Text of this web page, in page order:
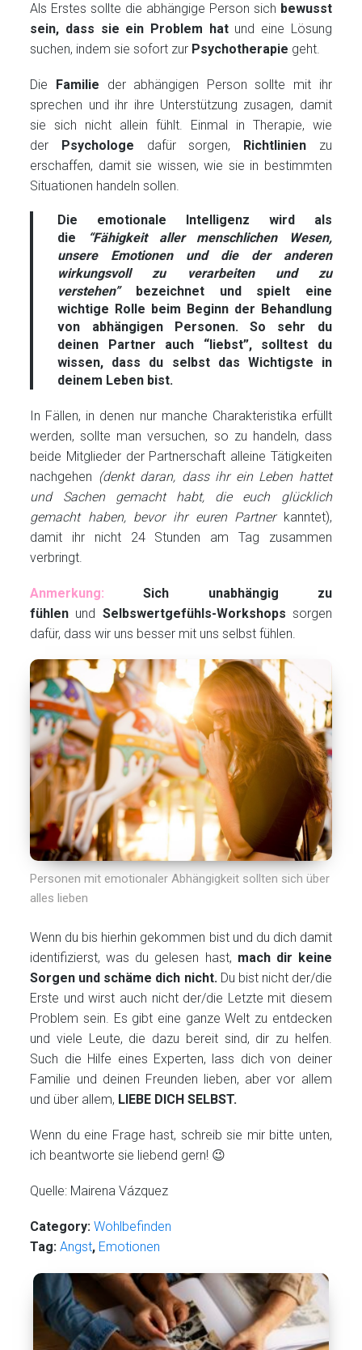
Als Erstes sollte die abhängige Person sich bewusst
sein, dass sie ein Problem hat und eine Lösung
suchen, indem sie sofort zur Psychotherapie geht.
Die Familie der abhängigen Person sollte mit ihr
sprechen und ihr ihre Unterstützung zusagen, damit
sie sich nicht allein fühlt. Einmal in Therapie, wie
der
Psychologe dafür sorgen, Richtlinien zu
erschaffen, damit sie wissen, wie sie in bestimmten
Situationen handeln sollen.
Die emotionale Intelligenz wird als
die
“Fähigkeit aller menschlichen Wesen,
unsere Emotionen und die der anderen
wirkungsvoll zu verarbeiten und zu
verstehen”
bezeichnet und spielt eine
wichtige Rolle beim Beginn der Behandlung
von abhängigen Personen. So sehr du
deinen Partner auch “liebst”, solltest du
wissen, dass du selbst das Wichtigste in
deinem Leben bist.
In Fällen, in denen nur manche Charakteristika erfüllt
werden, sollte man versuchen, so zu handeln, dass
beide Mitglieder der Partnerschaft alleine Tätigkeiten
nachgehen (denkt daran, dass ihr ein Leben hattet
und Sachen gemacht habt, die euch glücklich
gemacht haben, bevor ihr euren Partnerkanntet),
damit ihr nicht 24 Stunden am Tag zusammen
verbringt.
Anmerkung:
Sich unabhängig zu
fühlen und Selbswertgefühls-Workshops sorgen
dafür, dass wir uns besser mit uns selbst fühlen.
Personen mit emotionaler Abhängigkeit sollten sich über
alles lieben
Wenn du bis hierhin gekommen bist und du dich damit
identifizierst, was du gelesen hast, mach dir keine
Sorgen und schäme dich nicht. Du bist nicht der/die
Erste und wirst auch nicht der/die Letzte mit diesem
Problem sein. Es gibt eine ganze Welt zu entdecken
und viele Leute, die dazu bereit sind, dir zu helfen.
Such die Hilfe eines Experten, lass dich von deiner
Familie und deinen Freunden lieben, aber vor allem
und über allem, LIEBE DICH SELBST.
Wenn du eine Frage hast, schreib sie mir bitte unten,
ich beantworte sie liebend gern! 😉
Quelle: Mairena Vázquez
Category: Wohlbefinden
Tag: Angst, Emotionen